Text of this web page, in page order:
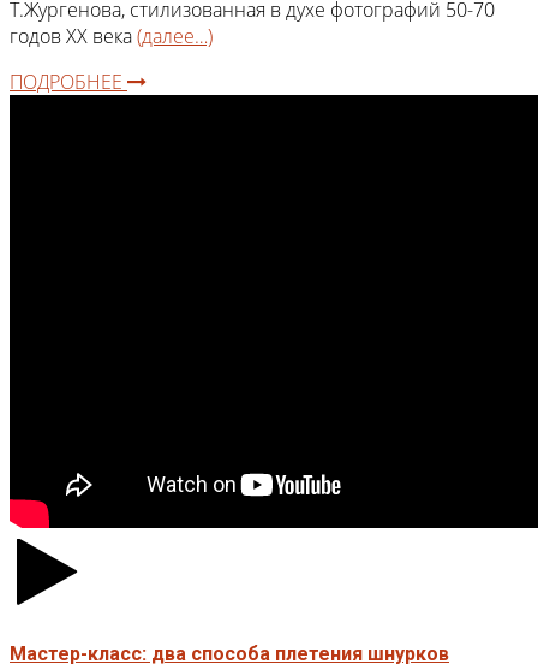
Т.Жургенова, стилизованная в духе фотографий 50-70
годов XX века(далее…)
ПОДРОБНЕЕ
Мастер-класс: два способа плетения шнурков